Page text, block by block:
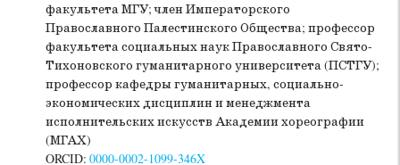
факультета МГУ; член Императорского
Православного Палестинского Общества; профессор
факультета социальных наук Православного Свято-
Тихоновского гуманитарного университета (ПСТГУ);
профессор кафедры гуманитарных, социально-
экономических дисциплин и менеджмента
исполнительских искусств Академии хореографии
(МГАХ)
ORCID: 0000-0002-1099-346X